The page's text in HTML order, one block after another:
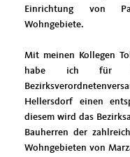
Einrichtung von
Wohngebiete.
Mit meinen Kollegen
habe ich für
Hellersdorf einen
diesem wird das
Bauherren der
Wohngebieten von